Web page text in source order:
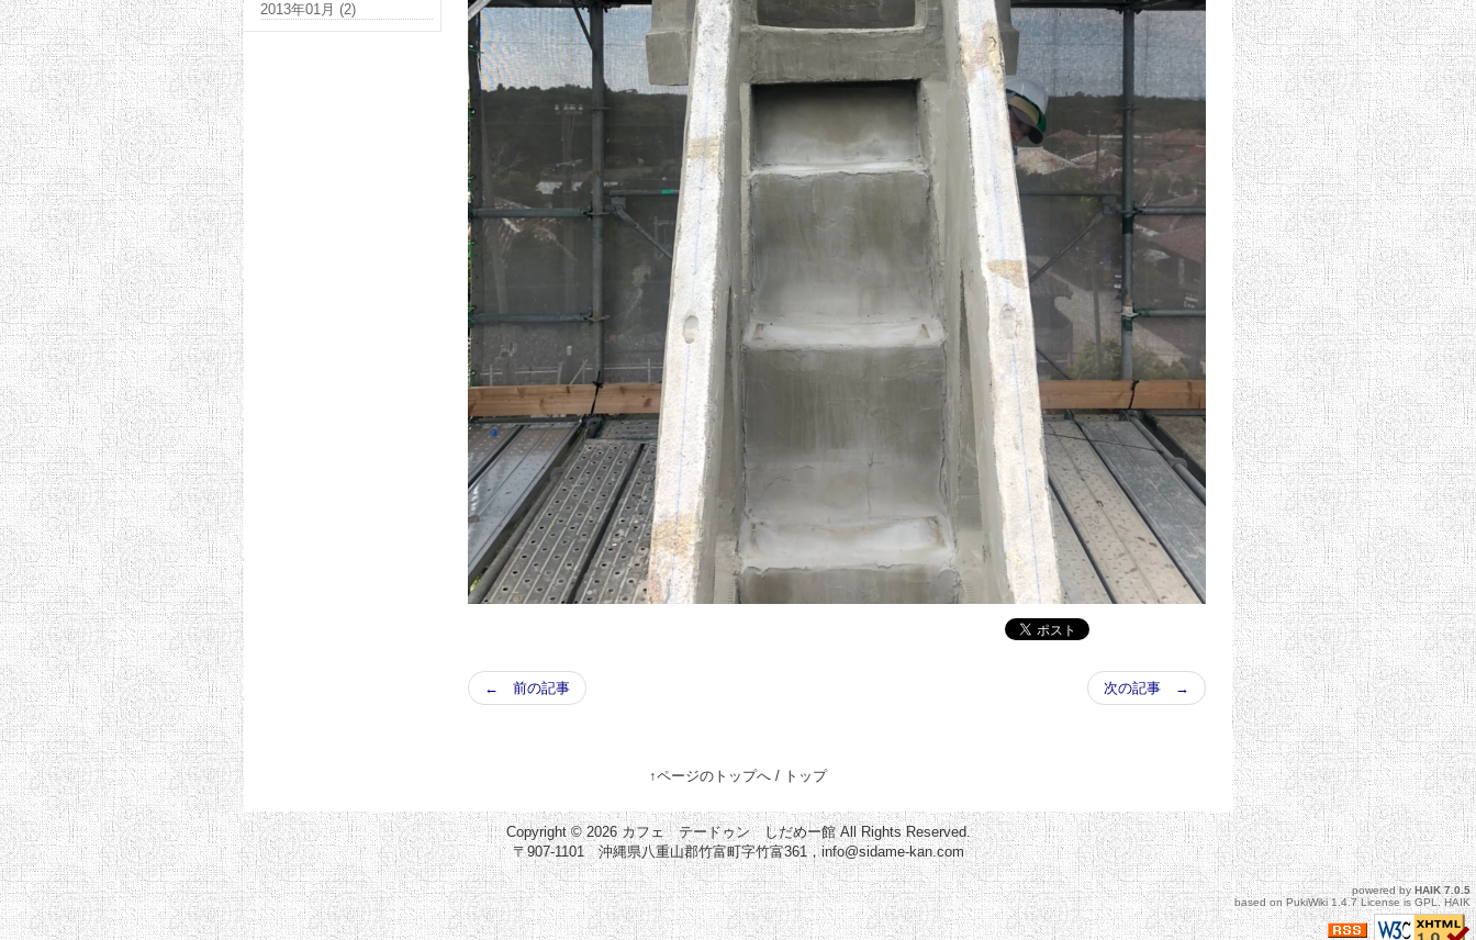
次の記事 →
← 前の記事
2013年01月 (2)
↑ページのトップへ / トップ
Copyright © 2026カフェ テードゥン しだめー館All Rights Reserved.
〒907-1101 沖縄県八重山郡竹富町字竹富361，info@sidame-kan.com
powered byHAIK7.0.5
based on PukiWiki1.4.7 License isGPL.HAIK